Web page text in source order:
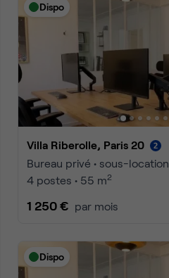
Dispo
Villa Riberolle, Paris 20
Bureau privé • sous-location
4 postes • 55 m2
1 250 € par mois
Dispo